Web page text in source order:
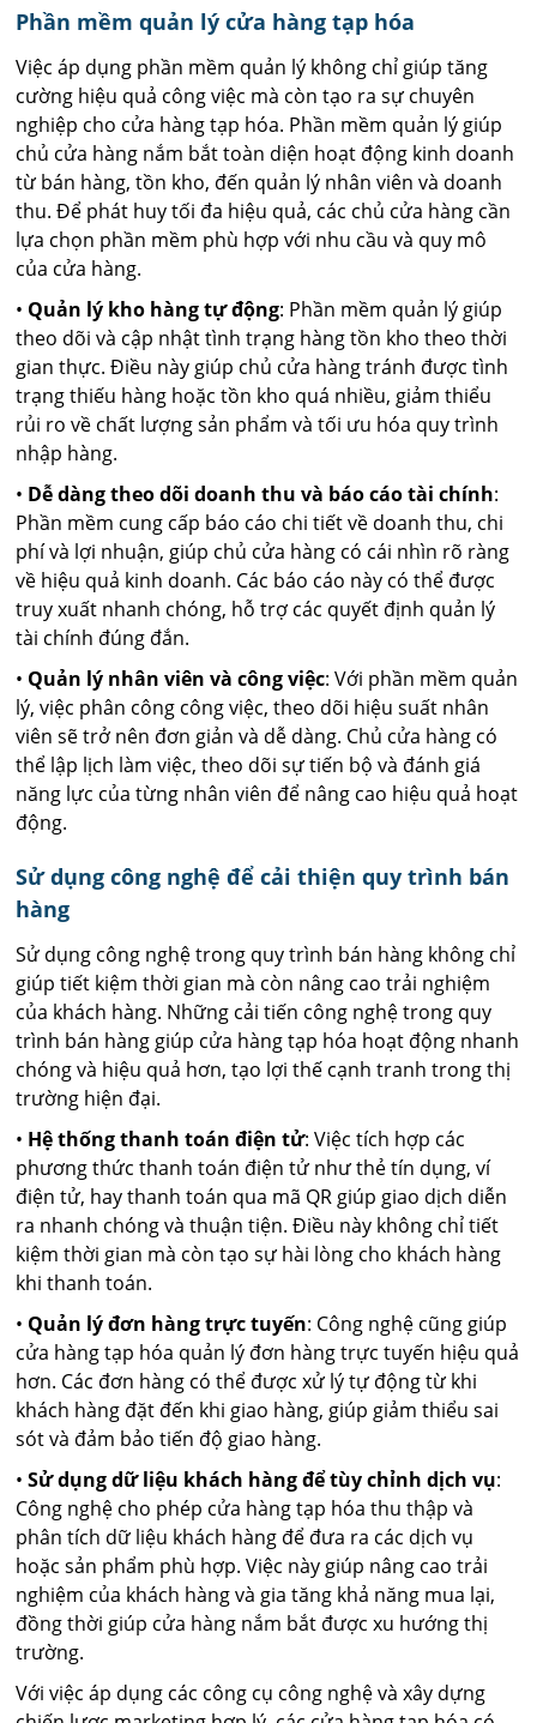
Phần mềm quản lý cửa hàng tạp hóa
Việc áp dụng phần mềm quản lý không chỉ giúp tăng
cường hiệu quả công việc mà còn tạo ra sự chuyên
nghiệp cho cửa hàng tạp hóa. Phần mềm quản lý giúp
chủ cửa hàng nắm bắt toàn diện hoạt động kinh doanh
từ bán hàng, tồn kho, đến quản lý nhân viên và doanh
thu. Để phát huy tối đa hiệu quả, các chủ cửa hàng cần
lựa chọn phần mềm phù hợp với nhu cầu và quy mô
của cửa hàng.
• Quản lý kho hàng tự động: Phần mềm quản lý giúp
theo dõi và cập nhật tình trạng hàng tồn kho theo thời
gian thực. Điều này giúp chủ cửa hàng tránh được tình
trạng thiếu hàng hoặc tồn kho quá nhiều, giảm thiểu
rủi ro về chất lượng sản phẩm và tối ưu hóa quy trình
nhập hàng.
• Dễ dàng theo dõi doanh thu và báo cáo tài chính:
Phần mềm cung cấp báo cáo chi tiết về doanh thu, chi
phí và lợi nhuận, giúp chủ cửa hàng có cái nhìn rõ ràng
về hiệu quả kinh doanh. Các báo cáo này có thể được
truy xuất nhanh chóng, hỗ trợ các quyết định quản lý
tài chính đúng đắn.
• Quản lý nhân viên và công việc: Với phần mềm quản
lý, việc phân công công việc, theo dõi hiệu suất nhân
viên sẽ trở nên đơn giản và dễ dàng. Chủ cửa hàng có
thể lập lịch làm việc, theo dõi sự tiến bộ và đánh giá
năng lực của từng nhân viên để nâng cao hiệu quả hoạt
động.
Sử dụng công nghệ để cải thiện quy trình bán
hàng
Sử dụng công nghệ trong quy trình bán hàng không chỉ
giúp tiết kiệm thời gian mà còn nâng cao trải nghiệm
của khách hàng. Những cải tiến công nghệ trong quy
trình bán hàng giúp cửa hàng tạp hóa hoạt động nhanh
chóng và hiệu quả hơn, tạo lợi thế cạnh tranh trong thị
trường hiện đại.
• Hệ thống thanh toán điện tử: Việc tích hợp các
phương thức thanh toán điện tử như thẻ tín dụng, ví
điện tử, hay thanh toán qua mã QR giúp giao dịch diễn
ra nhanh chóng và thuận tiện. Điều này không chỉ tiết
kiệm thời gian mà còn tạo sự hài lòng cho khách hàng
khi thanh toán.
• Quản lý đơn hàng trực tuyến: Công nghệ cũng giúp
cửa hàng tạp hóa quản lý đơn hàng trực tuyến hiệu quả
hơn. Các đơn hàng có thể được xử lý tự động từ khi
khách hàng đặt đến khi giao hàng, giúp giảm thiểu sai
sót và đảm bảo tiến độ giao hàng.
•Sử dụng dữ liệu khách hàng để tùy chỉnh dịch vụ:
Công nghệ cho phép cửa hàng tạp hóa thu thập và
phân tích dữ liệu khách hàng để đưa ra các dịch vụ
hoặc sản phẩm phù hợp. Việc này giúp nâng cao trải
nghiệm của khách hàng và gia tăng khả năng mua lại,
đồng thời giúp cửa hàng nắm bắt được xu hướng thị
trường.
Với việc áp dụng các công cụ công nghệ và xây dựng